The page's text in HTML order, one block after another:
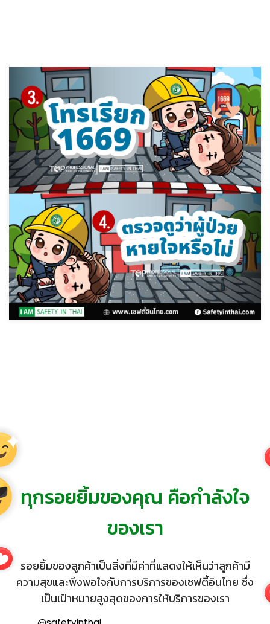
ทุกรอยยิ้มของคุณ คือกำลังใจ
ของเรา
รอยยิ้มของลูกค้าเป็นสิ่งที่มีค่าที่แสดงให้เห็นว่าลูกค้ามี
ความสุขและพึงพอใจกับการบริการของเซฟตี้อินไทย ซึ่ง
เป็นเป้าหมายสูงสุดของการให้บริการของเรา